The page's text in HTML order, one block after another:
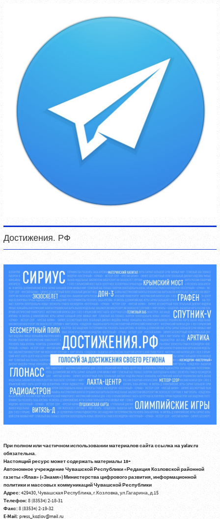
Достижения. РФ
При полном или частичном использовании материалов сайта ссылка на yalav.ru
обязательна.
Настоящий ресурс может содержать материалы 18+
Автономное учреждение Чувашской Республики «Редакция Козловской районной
газеты «Ялав» («Знамя») Министерства цифрового развития, информационной
политики и массовых коммуникаций Чувашской Республики
Адрес:429430, Чувашская Республика, г.Козловка, ул.Гагарина, д.15
Телефон:8 (83534) 2-18-31
Факс:8 (83534) 2-19-32
E-Mail:press_kozlov@mail.ru